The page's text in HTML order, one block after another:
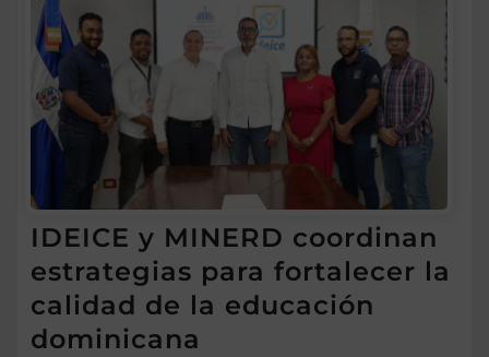
IDEICE y MINERD coordinan
estrategias para fortalecer la
calidad de la educación
dominicana